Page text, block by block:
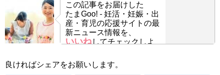
この記事をお届けした
たまGoo! - 妊活・妊娠・出
産・育児の応援サイトの最
新ニュース情報を、
いいねしてチェックしよ
良ければシェアをお願いします。